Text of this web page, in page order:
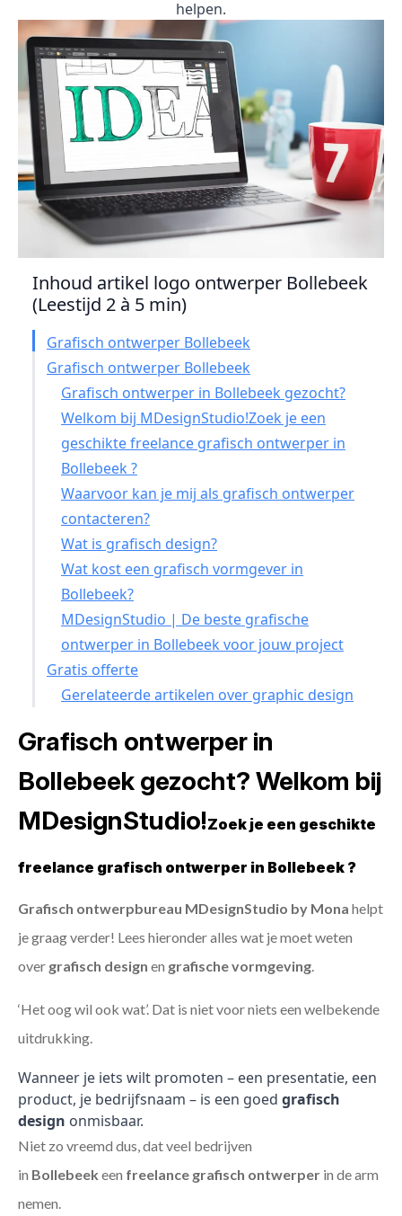
helpen.
Inhoud artikel logo ontwerper Bollebeek
(Leestijd 2 à 5 min)
Grafisch ontwerper Bollebeek
Grafisch ontwerper Bollebeek
Grafisch ontwerper in Bollebeek gezocht?
Welkom bij MDesignStudio!Zoek je een
geschikte freelance grafisch ontwerper in
Bollebeek ?
Waarvoor kan je mij als grafisch ontwerper
contacteren?
Wat is grafisch design?
Wat kost een grafisch vormgever in
Bollebeek?
MDesignStudio | De beste grafische
ontwerper in Bollebeek voor jouw project
Gratis offerte
Gerelateerde artikelen over graphic design
Grafisch ontwerper in
Bollebeek gezocht? Welkom bij
MDesignStudio!Zoek je een geschikte
freelance grafisch ontwerper in Bollebeek ?
Grafisch ontwerpbureau MDesignStudio by Mona helpt
je graag verder! Lees hieronder alles wat je moet weten
over grafisch design en grafische vormgeving
‘Het oog wil ook wat’. Dat is niet voor niets een welbekende
uitdrukking.
Wanneer je iets wilt promoten – een presentatie, een
product, je bedrijfsnaam – is een goed grafisch
design onmisbaar.
Niet zo vreemd dus, dat veel bedrijven
in Bollebeek een freelance grafisch ontwerper in de arm
nemen.